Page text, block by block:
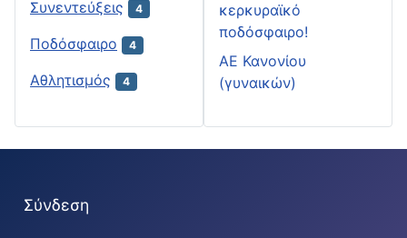
Συνεντεύξεις 4
Ποδόσφαιρο 4
Αθλητισμός 4
κερκυραϊκό
ποδόσφαιρο!
ΑΕ Κανονίου
(γυναικών)
Σύνδεση